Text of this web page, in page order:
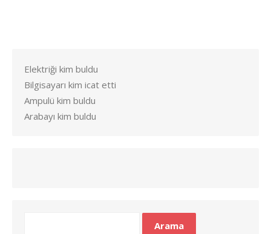
Elektriği kim buldu
Bilgisayarı kim icat etti
Ampulü kim buldu
Arabayı kim buldu